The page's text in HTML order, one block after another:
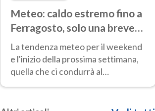
Meteo: caldo estremo fino a
Ferragosto, solo una breve
pausa. Ecco dove
La tendenza meteo per il weekend
e l'inizio della prossima settimana,
quella che ci condurrà al
Ferragosto, vede ancora